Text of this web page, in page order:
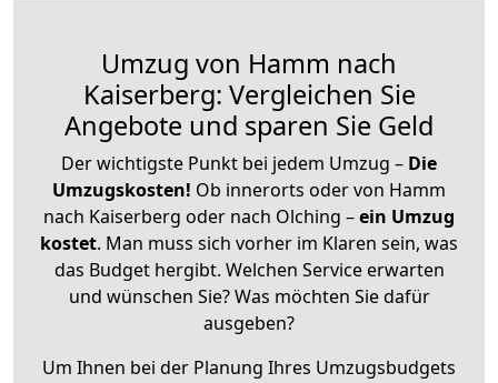
Umzug von Hamm nach
Kaiserberg: Vergleichen Sie
Angebote und sparen Sie Geld
Der wichtigste Punkt bei jedem Umzug – Die
Umzugskosten! Ob innerorts oder von Hamm
nach Kaiserberg oder nach Olching –ein Umzug
kostet. Man muss sich vorher im Klaren sein, was
das Budget hergibt. Welchen Service erwarten
und wünschen Sie? Was möchten Sie dafür
ausgeben?
Um Ihnen bei der Planung Ihres Umzugsbudgets